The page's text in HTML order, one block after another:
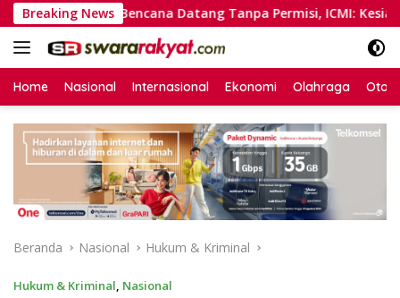
Langsung
ke
konten
Breaking NewsBencana Datang Tanpa Permisi, ICMI:
Home Nasional Internasional Ekonomi Olahraga
Beranda Nasional Hukum & Kriminal
Hukum & Kriminal, Nasional